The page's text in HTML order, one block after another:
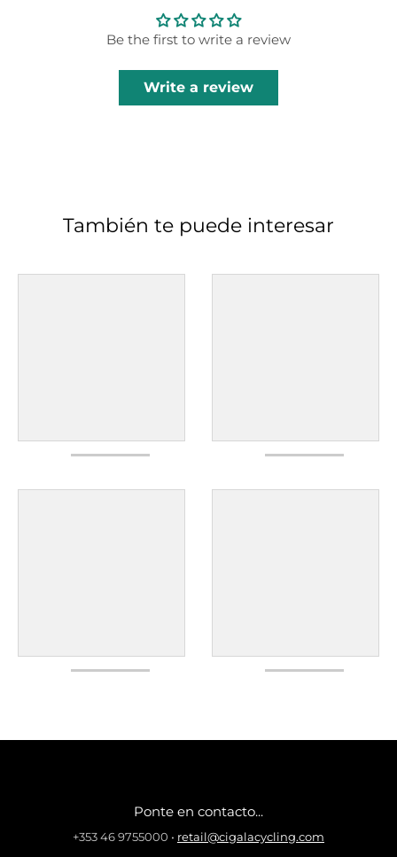
Be the first to write a review
Write a review
También te puede interesar
Ponte en contacto...
+353 46 9755000 • retail@cigalacycling.com